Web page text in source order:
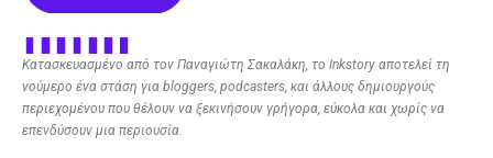
Κατασκευασμένο από τον Παναγιώτη Σακαλάκη, το Inkstory αποτελεί τη
νούμερο ένα στάση για bloggers, podcasters, και άλλους δημιουργούς
περιεχομένου που θέλουν να ξεκινήσουν γρήγορα, εύκολα και χωρίς να
επενδύσουν μια περιουσία.